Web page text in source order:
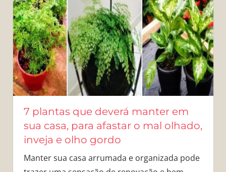
7 plantas que deverá manter em
sua casa, para afastar o mal olhado,
inveja e olho gordo
Manter sua casa arrumada e organizada pode